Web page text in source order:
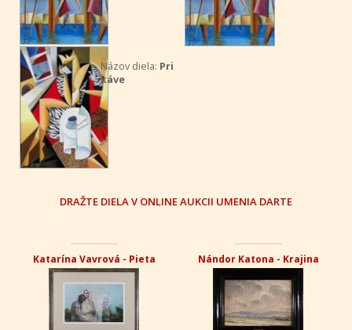
Názov diela: Pri
káve
DRAŽTE DIELA V ONLINE AUKCII UMENIA DARTE
Katarína Vavrová - Pieta Nándor Katona - Krajina